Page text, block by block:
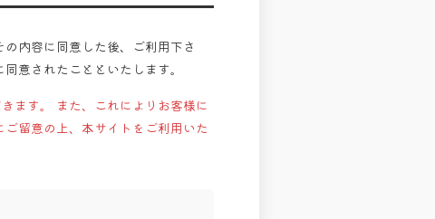
内容に同意した後、ご利用下さ
意されたことといたします。
ます。 また、これによりお客様に
留意の上、本サイトをご利用いた